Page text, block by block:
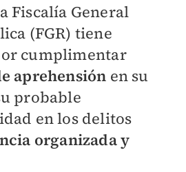
Fiscalía General
(FGR) tiene
cumplimentar
aprehensión en su
probable
en los delitos
organizada y